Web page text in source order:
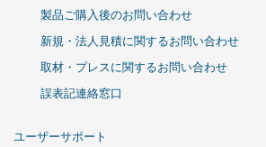
製品ご購入後のお問い合わせ
新規・法人見積に関するお問い合わせ
取材・プレスに関するお問い合わせ
誤表記連絡窓口
ユーザーサポート